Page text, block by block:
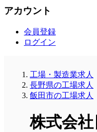
アカウント
会員登録
ログイン
工場・製造業求人
長野県の工場求人
飯田市の工場求人
株式会